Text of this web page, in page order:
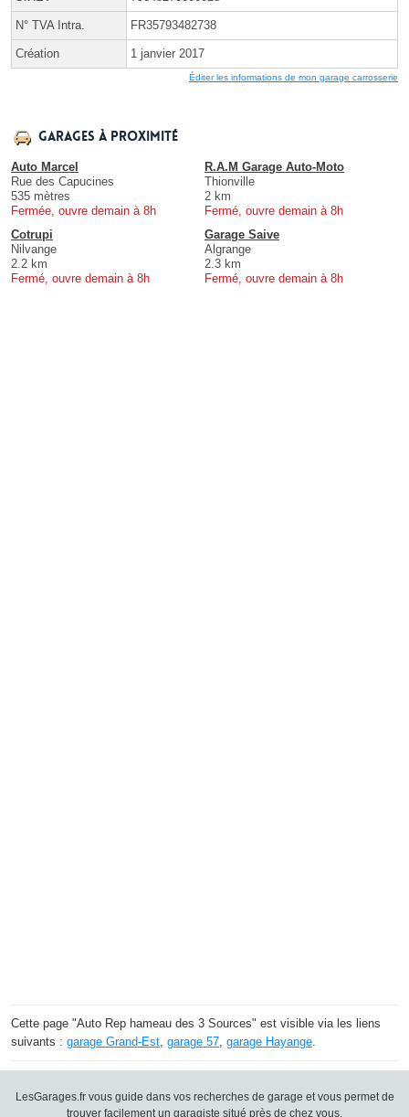
N° TVA Intra. FR35793482738
Création 1 janvier 2017
Éditer les informations de mon garage carrosserie
Garages à proximité
Auto Marcel
Rue des Capucines
535 mètres
Fermée, ouvre demain à 8h
R.A.M Garage Auto-Moto
Thionville
2 km
Fermé, ouvre demain à 8h
Cotrupi
Nilvange
2.2 km
Fermé, ouvre demain à 8h
Garage Saive
Algrange
2.3 km
Fermé, ouvre demain à 8h
Cette page "Auto Rep hameau des 3 Sources" est visible via les liens
suivants : garage Grand-Est, garage 57, garage Hayange.
LesGarages.fr vous guide dans vos recherches de garage et vous permet de
trouver facilement un garagiste situé près de chez vous.